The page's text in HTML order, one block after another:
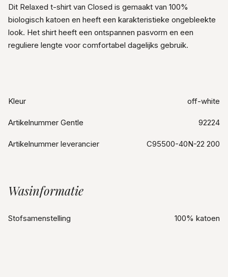
Dit Relaxed t-shirt van Closed is gemaakt van 100%
biologisch katoen en heeft een karakteristieke ongebleekte
look. Het shirt heeft een ontspannen pasvorm en een
reguliere lengte voor comfortabel dagelijks gebruik.
Kleur off-white
Artikelnummer Gentle 92224
Artikelnummer leverancier C95500-40N-22 200
Wasinformatie
Stofsamenstelling 100% katoen